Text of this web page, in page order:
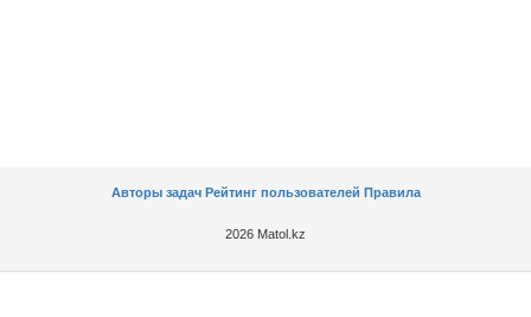
Авторы задач Рейтинг пользователей Правила
2026 Matol.kz